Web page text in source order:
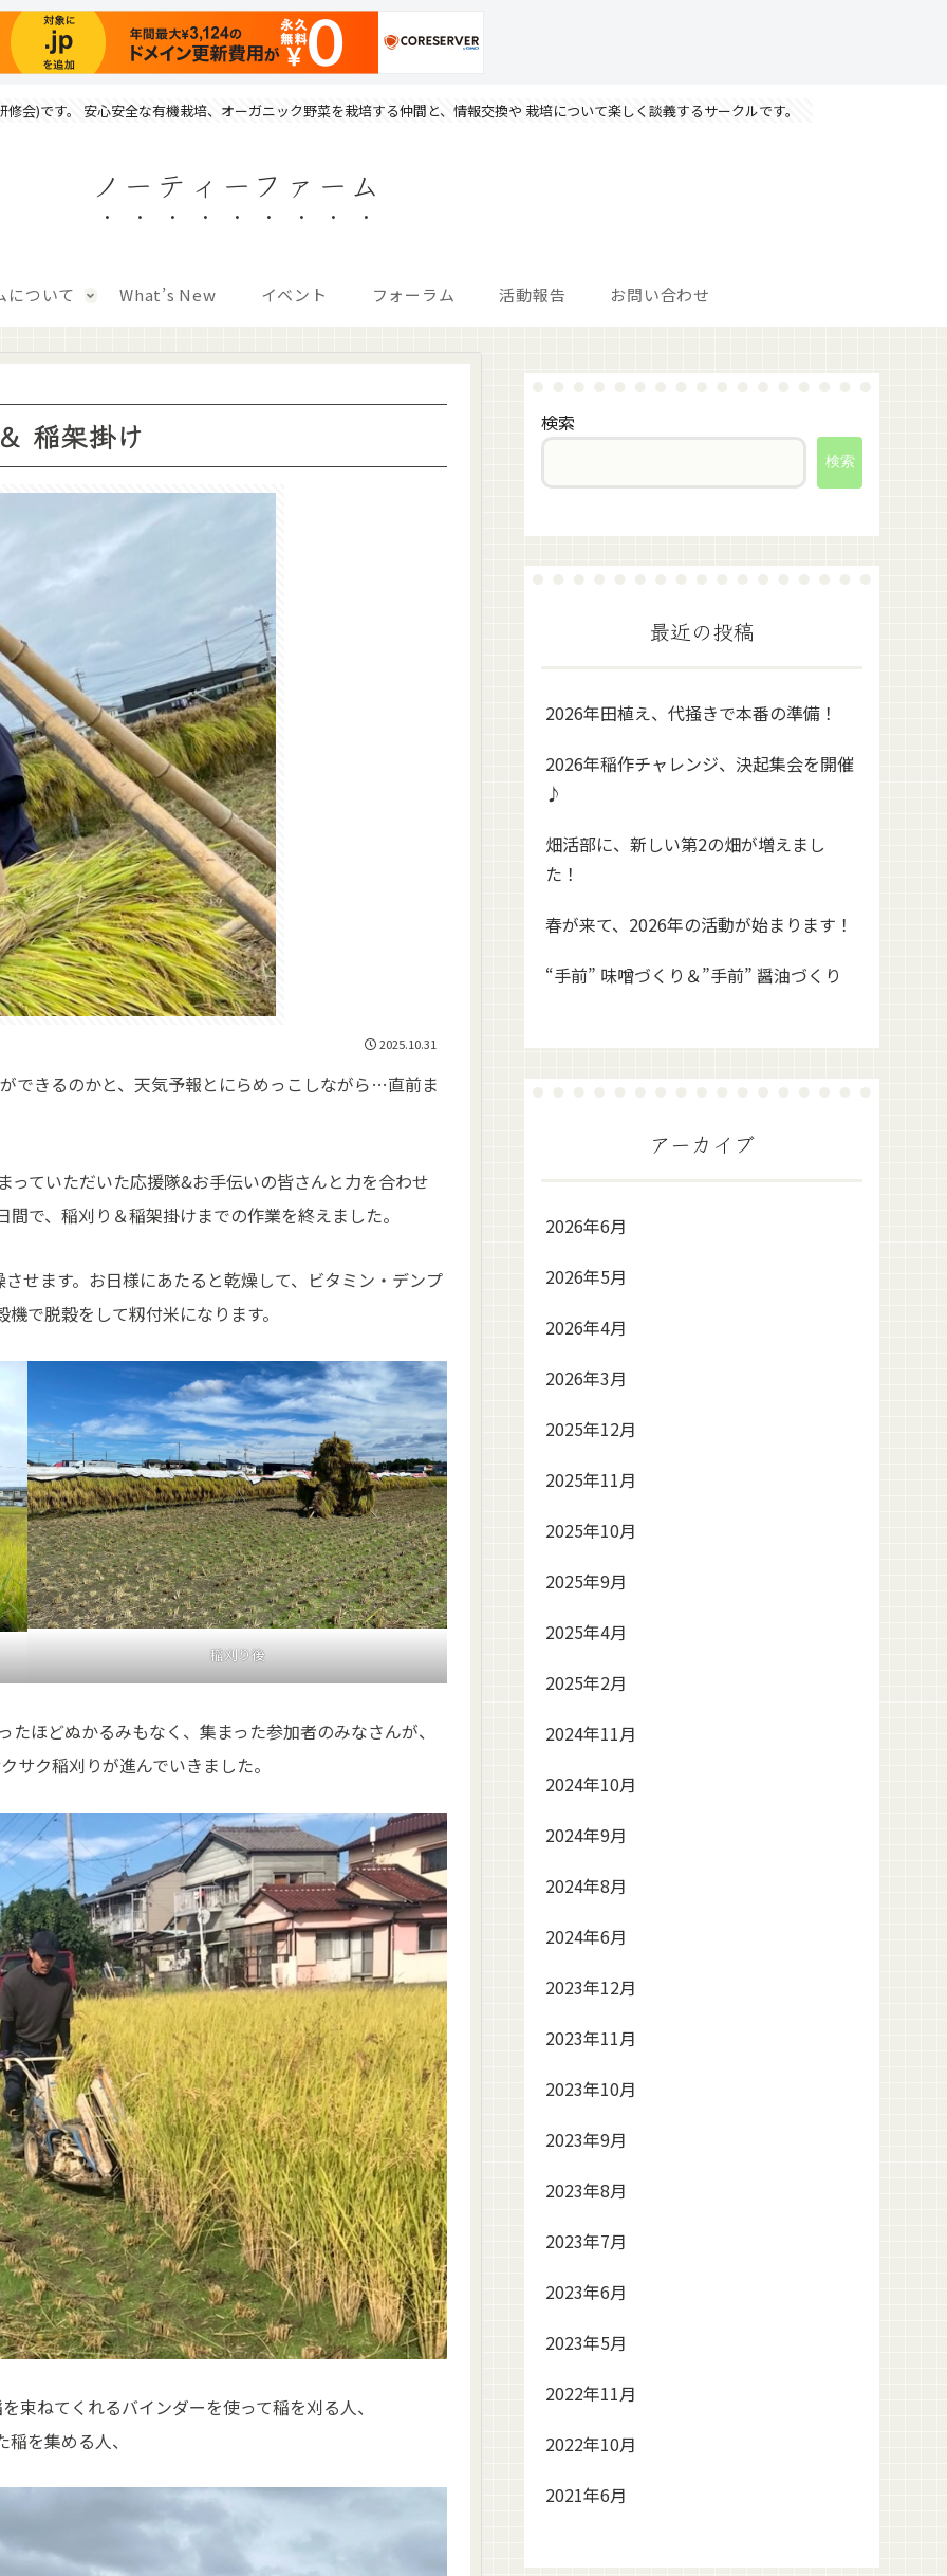
会)です。 安心安全な有機栽培、オーガニック野菜を栽培する仲間と、情報交換や 栽培について楽しく談義するサークルです。
ノーティーファーム
について What’s New イベント フォーラム 活動報告 お問い合わせ
稲架掛け
2025.10.31
できるのかと、天気予報とにらめっこしながら…直前ま
ていただいた応援隊&お手伝いの皆さんと力を合わせ
で、稲刈り＆稲架掛けまでの作業を終えました。
せます。お日様にあたると乾燥して、ビタミン・デンプ
で脱穀をして籾付米になります。
稲刈り後
ほどぬかるみもなく、集まった参加者のみなさんが、
ク稲刈りが進んでいきました。
束ねてくれるバインダーを使って稲を刈る人、
を集める人、
検索
検索
最近の投稿
2026年田植え、代掻きで本番の準備！
2026年稲作チャレンジ、決起集会を開催
♪
畑活部に、新しい第2の畑が増えまし
た！
春が来て、2026年の活動が始まります！
“手前” 味噌づくり＆”手前” 醤油づくり
アーカイブ
2026年6月
2026年5月
2026年4月
2026年3月
2025年12月
2025年11月
2025年10月
2025年9月
2025年4月
2025年2月
2024年11月
2024年10月
2024年9月
2024年8月
2024年6月
2023年12月
2023年11月
2023年10月
2023年9月
2023年8月
2023年7月
2023年6月
2023年5月
2022年11月
2022年10月
2021年6月